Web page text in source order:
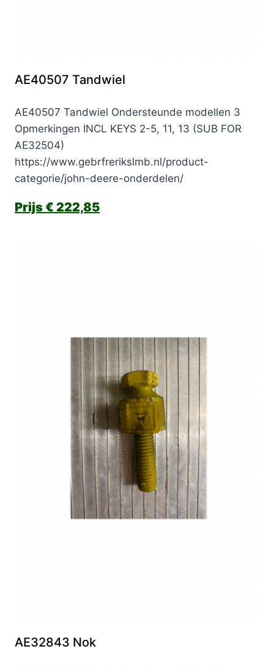
AE40507 Tandwiel
AE40507 Tandwiel Ondersteunde modellen 3
Opmerkingen INCL KEYS 2-5, 11, 13 (SUB FOR
AE32504)
https://www.gebrfrerikslmb.nl/product-
categorie/john-deere-onderdelen/
€ 222,85
AE32843 Nok